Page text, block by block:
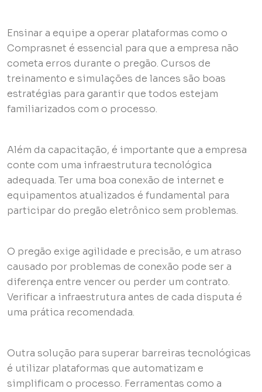
Ensinar a equipe a operar plataformas como o
Comprasnet é essencial para que a empresa não
cometa erros durante o pregão. Cursos de
treinamento e simulações de lances são boas
estratégias para garantir que todos estejam
familiarizados com o processo.
Além da capacitação, é importante que a empresa
conte com uma infraestrutura tecnológica
adequada. Ter uma boa conexão de internet e
equipamentos atualizados é fundamental para
participar do pregão eletrônico sem problemas.
O pregão exige agilidade e precisão, e um atraso
causado por problemas de conexão pode ser a
diferença entre vencer ou perder um contrato.
Verificar a infraestrutura antes de cada disputa é
uma prática recomendada.
Outra solução para superar barreiras tecnológicas
é utilizar plataformas que automatizam e
simplificam o processo. Ferramentas como a